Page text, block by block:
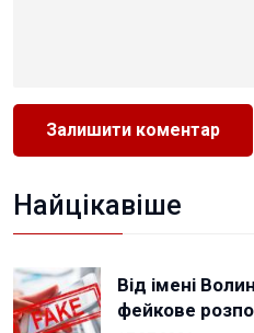
Найцікавіше
Від імені
фейкове